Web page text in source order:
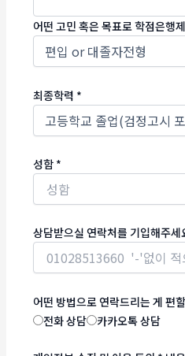
어떤 고민 혹은 목표로 학점은행
최종학력 *
성함 *
상담받으실 연락처를 기입해주세
어떤 방법으로 연락드리는 게 편
전화 상담
카카오톡 상담